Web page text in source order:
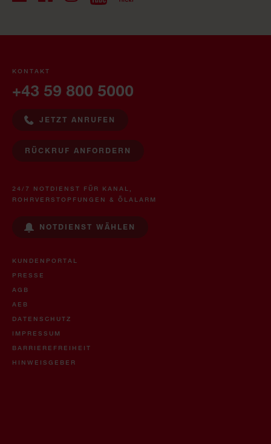
KONTAKT
+43 59 800 5000
JETZT ANRUFEN
RÜCKRUF ANFORDERN
24/7 NOTDIENST FÜR KANAL,
ROHRVERSTOPFUNGEN & ÖLALARM
NOTDIENST WÄHLEN
KUNDENPORTAL
PRESSE
AGB
AEB
DATENSCHUTZ
IMPRESSUM
BARRIEREFREIHEIT
HINWEISGEBER